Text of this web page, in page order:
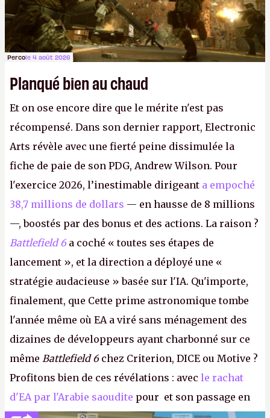
Percole 4 août 2026
Planqué bien au chaud
Et on ose encore dire que le mérite n'est pas
récompensé. Dans son dernier rapport, Electronic
Arts révèle avec une fierté peine dissimulée la
fiche de paie de son PDG, Andrew Wilson. Pour
l'exercice 2026, l’inestimable dirigeant a empoché
38,7 millions de dollars — en hausse de 8 millions
—, boostés par des bonus et des actions. La raison ?
Battlefield 6 a coché « toutes ses étapes de
lancement », et la direction a déployé une «
stratégie audacieuse » basée sur l'IA. Qu'importe,
finalement, que Cette prime astronomique tombe
l'année même où EA a viré sans ménagement des
dizaines de développeurs ayant charbonné sur ce
même Battlefield 6chez Criterion, DICE ou Motive ?
Profitons bien de ces révélations : avec le rachat
d'EA par l'Arabie saoudite pour et son passage en